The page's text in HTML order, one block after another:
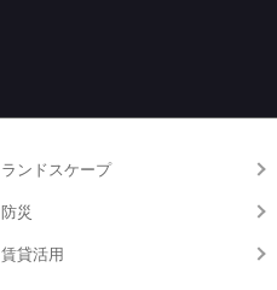
ランドスケープ
防災
賃貸活用